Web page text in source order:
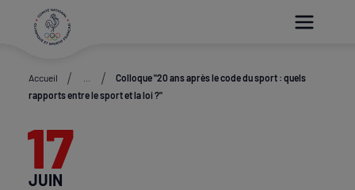
Accueil
Colloque "20 ans après le code du sport : quels
rapports entre le sport et la loi ?"
17
JUIN
Paramétrer les cookies